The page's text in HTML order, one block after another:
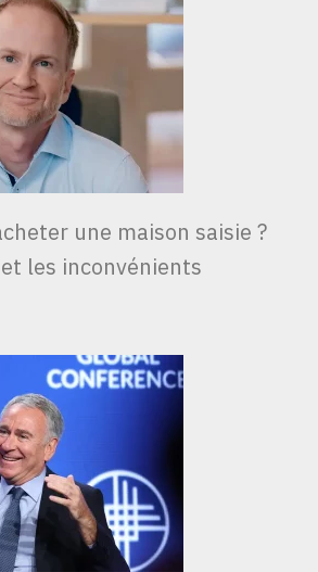
une maison saisie ?
les inconvénients